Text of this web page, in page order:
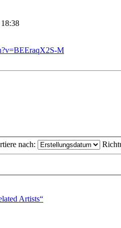
M
nach:
Artists“